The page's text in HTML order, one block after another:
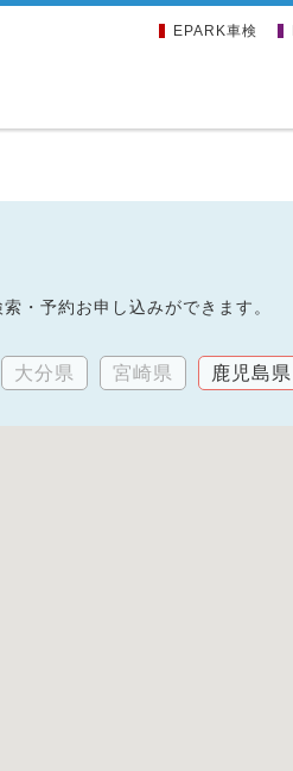
EPARK車検
・予約お申し込みができます。
大分県 宮崎県 鹿児島県